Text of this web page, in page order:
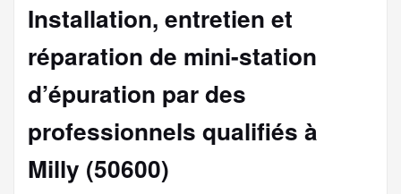
Installation, entretien et
réparation de mini-station
d’épuration par des
professionnels qualifiés à
Milly (50600)